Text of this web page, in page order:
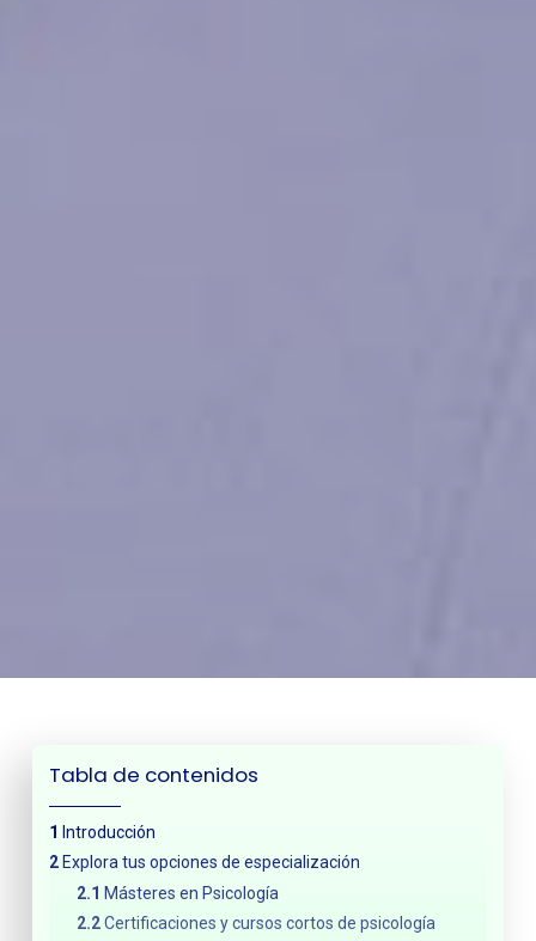
Tabla de contenidos
Introducción
Explora tus opciones de especialización
Másteres en Psicología
Certificaciones y cursos cortos de psicología